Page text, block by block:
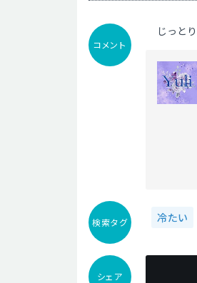
コメント
じっと
検索タグ 冷たい
シェア